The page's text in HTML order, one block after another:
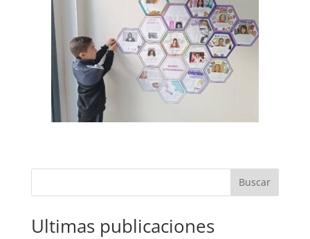
Buscar
Ultimas publicaciones